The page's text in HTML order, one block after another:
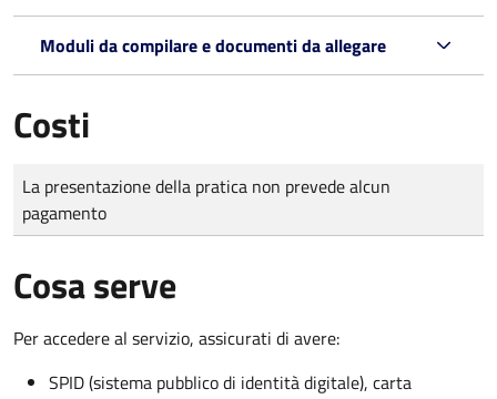
Moduli da compilare e documenti da allegare
Costi
Tipo di pagamento
Importo
La presentazione della pratica non prevede alcun
pagamento
Cosa serve
Per accedere al servizio, assicurati di avere:
SPID (sistema pubblico di identità digitale), carta